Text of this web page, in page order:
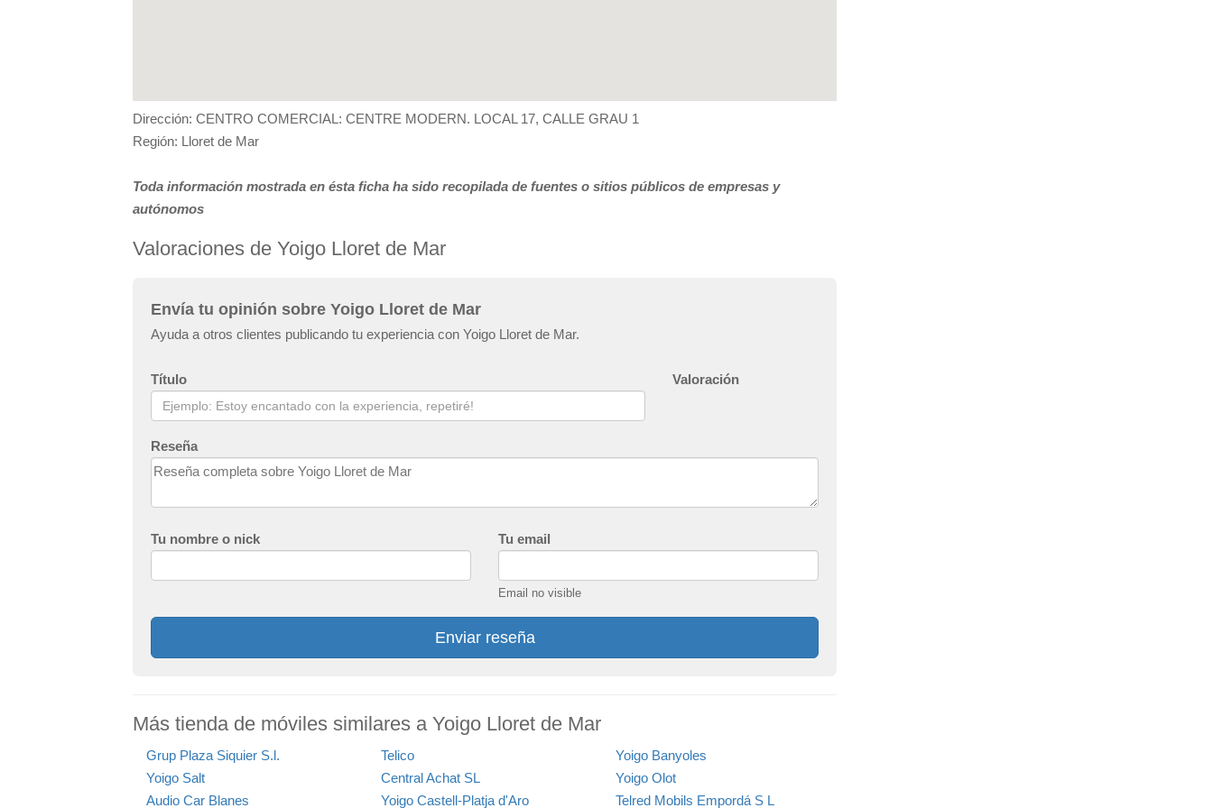
Dirección: CENTRO COMERCIAL: CENTRE MODERN. LOCAL 17, CALLE GRAU 1
Región: Lloret de Mar
Toda información mostrada en ésta ficha ha sido recopilada de fuentes o sitios públicos de empresas y
autónomos
Valoraciones de Yoigo Lloret de Mar
Envía tu opinión sobre Yoigo Lloret de Mar
Ayuda a otros clientes publicando tu experiencia con Yoigo Lloret de Mar.
Título Valoración
Reseña
Tu nombre o nick Tu email
Email no visible
Enviar reseña
Más tienda de móviles similares a Yoigo Lloret de Mar
Grup Plaza Siquier S.l. Telico
Yoigo Banyoles
Yoigo Salt
Central Achat SL
Yoigo Olot
Audio Car Blanes
Yoigo Castell-Platja d'Aro Telred Mobils Empordá S L